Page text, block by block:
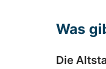
Was
Die